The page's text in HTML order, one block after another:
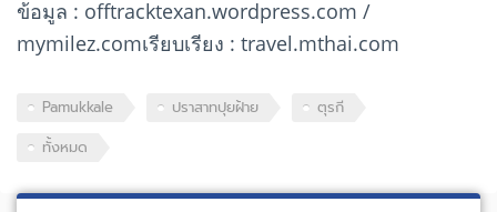
ข้อมูล : offtracktexan.wordpress.com /
mymilez.comเรียบเรียง : travel.mthai.com
Pamukkale ปราสาทปุยฝ้าย
ตุรกี
ทั้งหมด